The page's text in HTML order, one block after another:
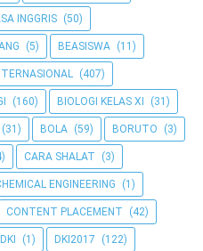
INGGRIS (50)
(5) BEASISWA (11)
(407)
(160) BIOLOGI KELAS XI (31)
(31) BOLA (59) BORUTO (3)
CARA SHALAT (3)
ENGINEERING (1)
CONTENT PLACEMENT (42)
DKI (1) DKI2017 (122)